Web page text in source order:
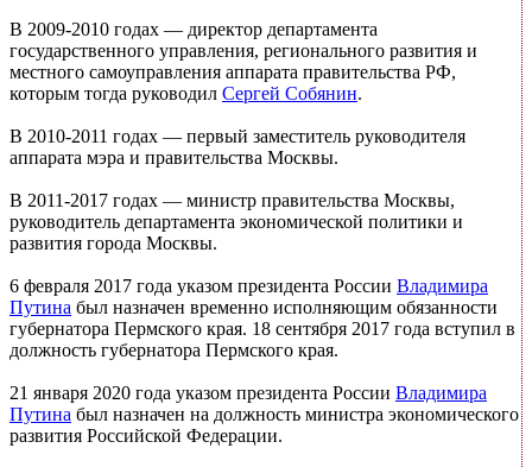
В 2009-2010 годах — директор департамента
государственного управления, регионального развития и
местного самоуправления аппарата правительства РФ,
которым тогда руководил Сергей Собянин.
В 2010-2011 годах — первый заместитель руководителя
аппарата мэра и правительства Москвы.
В 2011-2017 годах — министр правительства Москвы,
руководитель департамента экономической политики и
развития города Москвы.
6 февраля 2017 года указом президента России Владимира
Путина был назначен временно исполняющим обязанности
губернатора Пермского края. 18 сентября 2017 года вступил в
должность губернатора Пермского края.
21 января 2020 года указом президента России Владимира
Путина был назначен на должность министра экономического
развития Российской Федерации.